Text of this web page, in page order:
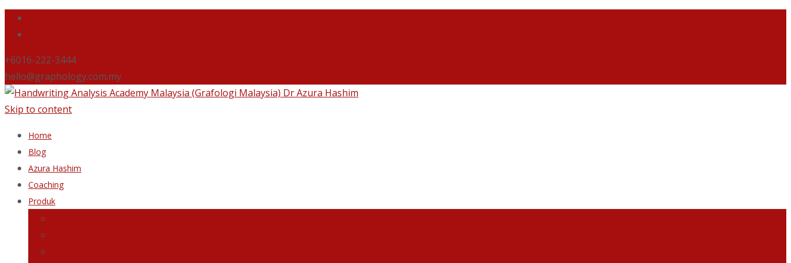
+6016-222-3444
hello@graphology.com.my
Skip to content
Home
Blog
Azura Hashim
Coaching
Produk